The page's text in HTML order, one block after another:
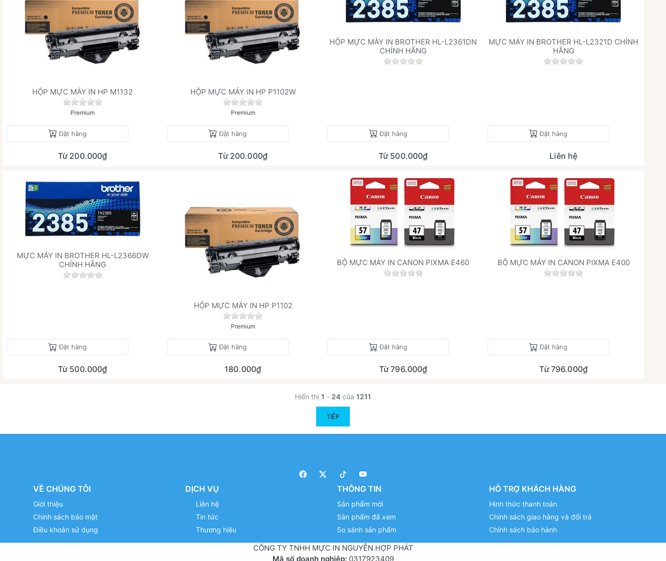
HỘP MỰC MÁY IN HP M1132
Chưa có đánh giá nào cho sản phẩm này.
Premium
Đặt hàng
Từ 200.000₫
HỘP MỰC MÁY IN HP P1102W
Chưa có đánh giá nào cho sản phẩm này.
Premium
Đặt hàng
Từ 200.000₫
HỘP MỰC MÁY IN BROTHER HL-L2361DN
CHÍNH HÃNG
Chưa có đánh giá nào cho sản phẩm này.
Đặt hàng
Từ 500.000₫
MỰC MÁY IN BROTHER HL-L2321D CHÍNH
HÃNG
Chưa có đánh giá nào cho
Đặt hàng
Liên hệ
MỰC MÁY IN BROTHER HL-L2366DW
CHÍNH HÃNG
Chưa có đánh giá nào cho sản phẩm này.
Đặt hàng
Từ 500.000₫
HỘP MỰC MÁY IN HP P1102
Chưa có đánh giá nào cho sản phẩm này.
Premium
Đặt hàng
180.000₫
BỘ MỰC MÁY IN CANON PIXMA E460
Chưa có đánh giá nào cho sản phẩm này.
Đặt hàng
Từ 796.000₫
BỘ MỰC MÁY IN CANON PIXMA E400
Chưa có đánh giá nào cho
Đặt hàng
Từ 796.000₫
Hiển thị 1 - 24 của 1211
TIẾP
VỀ CHÚNG TÔI
Giới thiệu
Chính sách bảo mật
Điều khoản sử dụng
DỊCH VỤ
Liên hệ
Tin tức
Thương hiệu
THÔNG TIN
Sản phẩm mới
Sản phẩm đã xem
So sánh sản phẩm
HỖ TRỢ KHÁCH HÀNG
Hình thức thanh toán
Chính sách giao hàng và đổi trả
Chính sách bảo hành
CÔNG TY TNHH MỰC IN NGUYỄN HỢP PHÁT
Mã số doanh nghiệp: 0317923409